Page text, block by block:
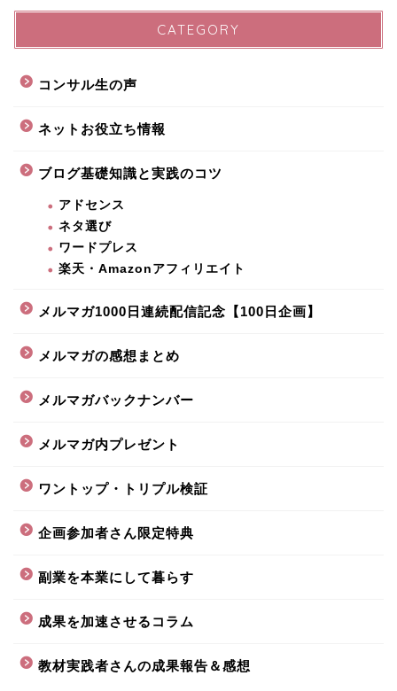
CATEGORY
コンサル生の声
ネットお役立ち情報
ブログ基礎知識と実践のコツ
アドセンス
ネタ選び
ワードプレス
楽天・Amazonアフィリエイト
メルマガ1000日連続配信記念【100日企画】
メルマガの感想まとめ
メルマガバックナンバー
メルマガ内プレゼント
ワントップ・トリプル検証
企画参加者さん限定特典
副業を本業にして暮らす
成果を加速させるコラム
教材実践者さんの成果報告＆感想